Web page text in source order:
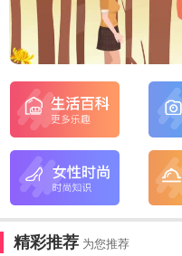
精彩推荐 为您推荐